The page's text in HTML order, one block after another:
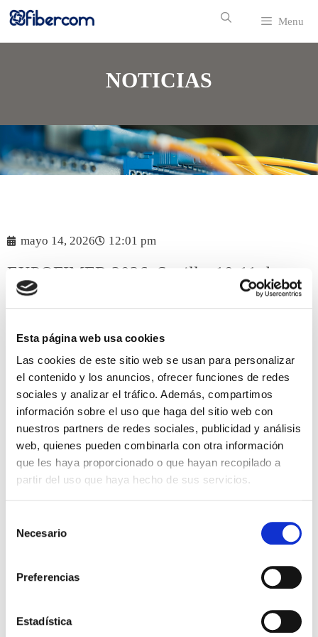
Esta página web usa cookies
Las cookies de este sitio web se usan para personalizar
el contenido y los anuncios, ofrecer funciones de redes
sociales y analizar el tráfico. Además, compartimos
información sobre el uso que haga del sitio web con
nuestros partners de redes sociales, publicidad y análisis
web, quienes pueden combinarla con otra información
que les haya proporcionado o que hayan recopilado a
partir del uso que haya hecho de sus servicios.
Necesario
Preferencias
Estadística
Menu
NOTICIAS
mayo 14, 2026 12:01 pm
EXPOFIMER 2026. Sevilla, 10-11 de
Junio
EXPOFIMER2026, uno de los encuentros internacionales
de referencia en operación, mantenimiento y gestión de
activos en energías renovables.
📌 Hotel Meliá Lebreros. Sevilla, España
📍 Stand 42
📅 10 y 11 de junio de 2026
EXPOFIMERreunirá a empresas líderes, expertos y
profesionales del sector en un entorno diseñado para
nuevas oportunidades de negocio en un contexto de
Esta edición especial en Sevilla se consolida como un punto
estratégico para compartir conocimiento, descubrir
soluciones tecnológicas avanzadas y fortalecer alianzas
dentro del ecosistema renovable.